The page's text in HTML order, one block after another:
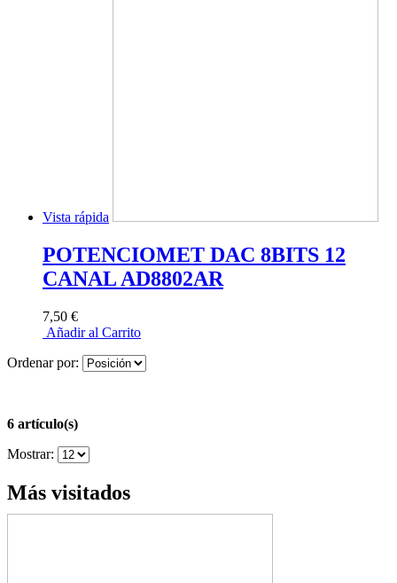
Vista rápida
POTENCIOMET DAC 8BITS 12
CANAL AD8802AR
7,50 €
Añadir al Carrito
Ordenar por:
6 artículo(s)
Mostrar:
Más visitados